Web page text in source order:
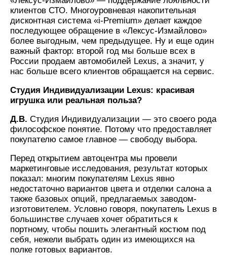
клиентов СТО. Многоуровневая накопительная
дисконтная система «i-Premium» делает каждое
последующее обращение в «Лексус-Измайлово»
более выгодным, чем предыдущее. Ну и еще один
важный фактор: второй год мы больше всех в
России продаем автомобилей Lexus, а значит, у
нас больше всего клиентов обращается на сервис.
Студия Индивидуализации Lexus: красивая
игрушка или реальная польза?
Д.В. Студия Индивидуализации — это своего рода
философское понятие. Потому что предоставляет
покупателю самое главное — свободу выбора.
Перед открытием автоцентра мы провели
маркетинговые исследования, результат которых
показал: многим покупателям Lexus явно
недостаточно вариантов цвета и отделки салона а
также базовых опций, предлагаемых заводом-
изготовителем. Условно говоря, покупатель Lexus в
большинстве случаев хочет обратиться к
портному, чтобы пошить элегантный костюм под
себя, нежели выбрать один из имеющихся на
полке готовых вариантов.